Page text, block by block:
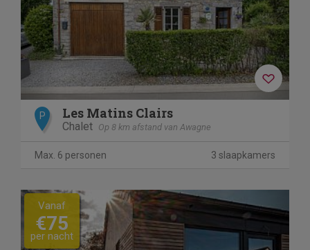
P Les Matins Clairs
Chalet Op 8 km afstand van Awagne
Max. 6 personen 3 slaapkamers
Previous
Vanaf
€75
per nacht